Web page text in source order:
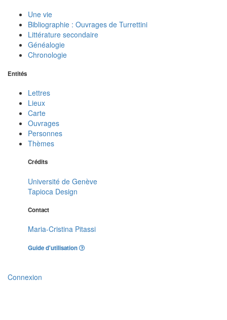
Une vie
Bibliographie : Ouvrages de Turrettini
Littérature secondaire
Généalogie
Chronologie
Entités
Lettres
Lieux
Carte
Ouvrages
Personnes
Thèmes
Crédits
Université de Genève
Tapioca Design
Contact
Maria-Cristina Pitassi
Guide d'utilisation
Connexion